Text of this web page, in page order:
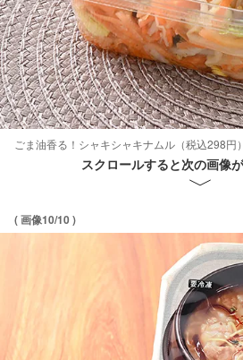
ごま油香る！シャキシャキナムル（税込298円
スクロールすると次の画像
( 画像10/10 )